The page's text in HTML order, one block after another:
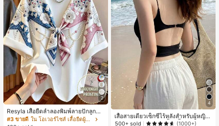
7
Resyla เสื้อยืดลำลองพิมพ์ลายปักลูกปัด
รูปโบว์ขนาดใหญ่สำหรับผู้หญิง
#3 ขายดี
ใน โอเวอร์ไซส์ เสื้อยืดผู้หญิง
4
เสื้อสายเดี่ยวเซ็กซี่ไร้หลังสำหรับผู้หญิง
พร้อมบราแบบมีฟองน้ำ, เสื้อกล้ามแขน
500+ sold (1000+)